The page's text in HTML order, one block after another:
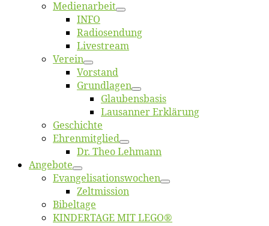
Me­di­en­ar­beit
INFO
Ra­dio­sen­dung
Live­stream
Ver­ein
Vor­stand
Grund­la­gen
Glaubens­ba­sis
Lausan­ner Erklärung
Ge­schich­te
Eh­ren­mit­glied
Dr. Theo Lehmann
An­ge­bo­te
Evangelisa­tions­wo­chen
Zelt­mis­si­on
Bi­bel­ta­ge
KINDERTAGE MIT LEGO®